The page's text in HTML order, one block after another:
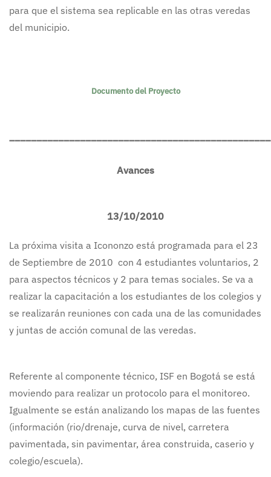
para que el sistema sea replicable en las otras veredas
del municipio.
Documento del Proyecto
Avances
13/10/2010
La próxima visita a Icononzo está programada para el 23
de Septiembre de 2010 con 4 estudiantes voluntarios, 2
para aspectos técnicos y 2 para temas sociales. Se va a
realizar la capacitación a los estudiantes de los colegios y
se realizarán reuniones con cada una de las comunidades
y juntas de acción comunal de las veredas.
Referente al componente técnico, ISF en Bogotá se está
moviendo para realizar un protocolo para el monitoreo.
Igualmente se están analizando los mapas de las fuentes
(información (rio/drenaje, curva de nivel, carretera
pavimentada, sin pavimentar, área construida, caserio y
colegio/escuela).